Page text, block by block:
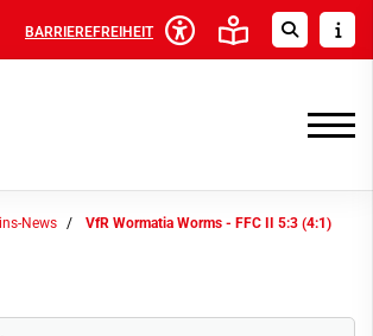
BARRIEREFREIHEIT
News VfR Wormatia Worms - FFC II 5:3 (4:1)